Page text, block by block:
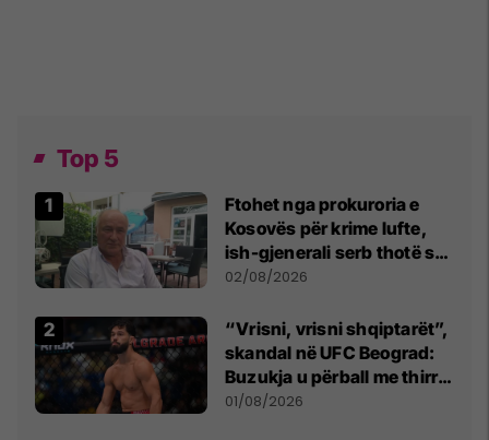
Top 5
Ftohet nga prokuroria e
Kosovës për krime lufte,
ish-gjenerali serb thotë se
dikush e tradhtoi në
02/08/2026
“Vrisni, vrisni shqiptarët”,
skandal në UFC Beograd:
Buzukja u përball me thirrje
anti-shqiptare nga
01/08/2026